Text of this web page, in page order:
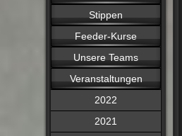
Stippen
Feeder-Kurse
Unsere Teams
Veranstaltungen
2022
2021